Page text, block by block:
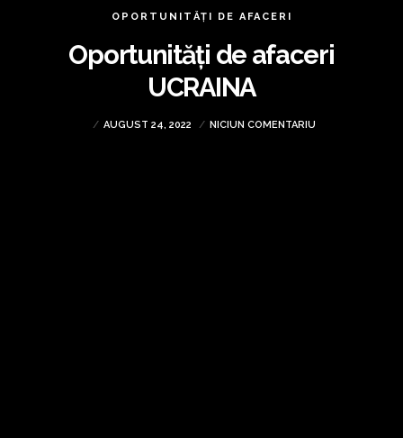
OPORTUNITĂȚI DE AFACERI
Oportunități de afaceri
UCRAINA
AUGUST 24, 2022 NICIUN COMENTARIU